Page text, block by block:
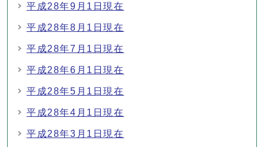
平成28年9月1日現在
平成28年8月1日現在
平成28年7月1日現在
平成28年6月1日現在
平成28年5月1日現在
平成28年4月1日現在
平成28年3月1日現在